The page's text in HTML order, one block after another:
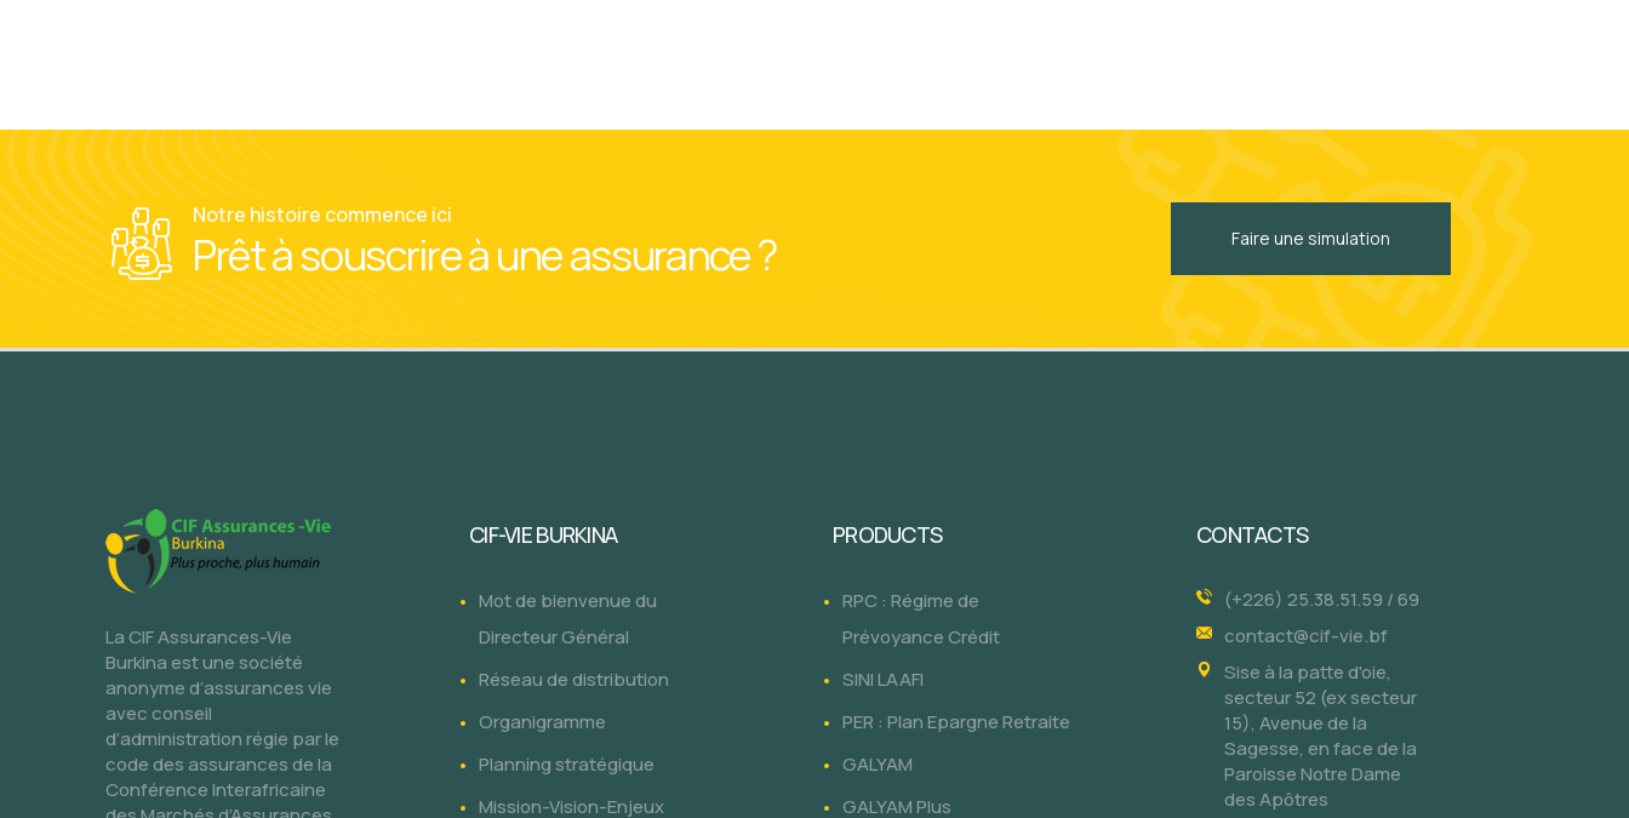
Notre histoire commence ici
Prêt à souscrire à une assurance ? Faire une simulation
La CIF Assurances-Vie
Burkina est une société
anonyme d’assurances vie
avec conseil
d’administration régie par le
code des assurances de la
Conférence Interafricaine
CIF-VIE BURKINA
Mot de bienvenue du
Directeur Général
Réseau de distribution
Organigramme
Planning stratégique
Mission-Vision-Enjeux
PRODUCTS
RPC : Régime de
Prévoyance Crédit
SINI LAAFI
PER : Plan Epargne Retraite
GALYAM
GALYAM Plus
CONTACTS
(+226) 25.38.51.59 / 69
contact@cif-vie.bf
Sise à la patte d'oie,
secteur 52 (ex secteur
15), Avenue de la
Sagesse, en face de la
Paroisse Notre Dame
des Apôtres